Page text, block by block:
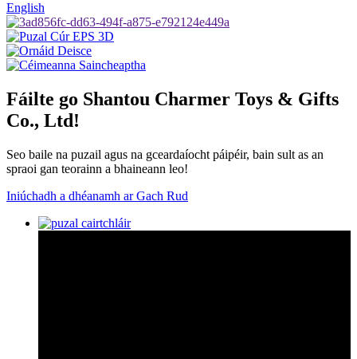
English
Fáilte go Shantou Charmer Toys & Gifts
Co., Ltd!
Seo baile na puzail agus na gceardaíocht páipéir, bain sult as an
spraoi gan teorainn a bhaineann leo!
Iniúchadh a dhéanamh ar Gach Rud